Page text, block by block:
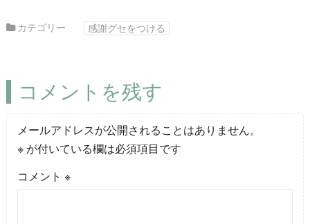
カテゴリー 感謝グセをつける
コメントを残す
メールアドレスが公開されることはありません。
※が付いている欄は必須項目です
コメント ※